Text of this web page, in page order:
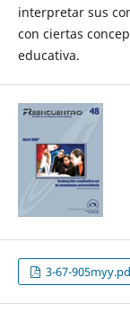
interpretar sus
con ciertas
educativa.
3-67-